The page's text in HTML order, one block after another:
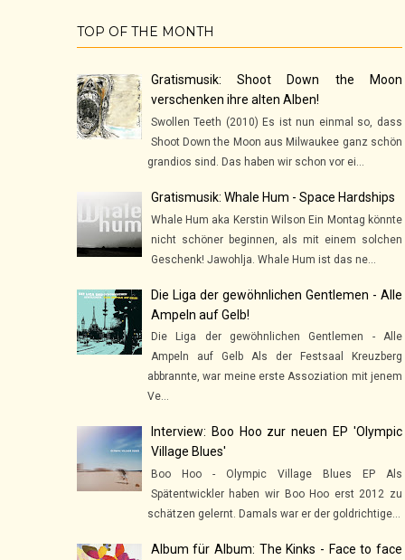
TOP OF THE MONTH
Gratismusik: Shoot Down the Moon
verschenken ihre alten Alben!
Swollen Teeth (2010) Es ist nun einmal so, dass
Shoot Down the Moon aus Milwaukee ganz schön
grandios sind. Das haben wir schon vor ei...
Gratismusik: Whale Hum - Space Hardships
Whale Hum aka Kerstin Wilson Ein Montag könnte
nicht schöner beginnen, als mit einem solchen
Geschenk! Jawohlja. Whale Hum ist das ne...
Die Liga der gewöhnlichen Gentlemen - Alle
Ampeln auf Gelb!
Die Liga der gewöhnlichen Gentlemen - Alle
Ampeln auf Gelb Als der Festsaal Kreuzberg
abbrannte, war meine erste Assoziation mit jenem
Ve...
Interview: Boo Hoo zur neuen EP 'Olympic
Village Blues'
Boo Hoo - Olympic Village Blues EP Als
Spätentwickler haben wir Boo Hoo erst 2012 zu
schätzen gelernt. Damals war er der goldrichtige...
Album für Album: The Kinks - Face to face